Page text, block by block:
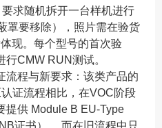
求随机拆开一台样机进行
罩要移除），照片需在验货
现。每个型号的首次验
CMW RUN测试。
流程与新要求：该类产品的
证流程相比，在VOC阶段
提供 Module B EU-Type
证书）。 而在旧流程中只